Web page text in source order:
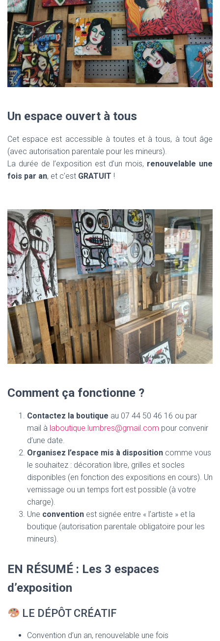
Un espace ouvert à tous
Cet espace est accessible à toutes et à tous, à tout âge
(avec autorisation parentale pour les mineurs).
La durée de l’exposition est d’un mois, renouvelable une
fois par an, et c’est GRATUIT !
Comment ça fonctionne ?
Contactez la boutique au 07 44 50 46 16 ou par
mail à laboutique.lumbres@gmail.com pour convenir
d’une date.
Organisez l’espace mis à disposition comme vous
le souhaitez : décoration libre, grilles et socles
disponibles (en fonction des expositions en cours). Un
vernissage ou un temps fort est possible (à votre
charge).
Une convention est signée entre « l’artiste » et la
boutique (autorisation parentale obligatoire pour les
mineurs).
EN RÉSUMÉ : Les 3 espaces
d’exposition
LE DÉPÔT CRÉATIF
Convention d’un an, renouvelable une fois